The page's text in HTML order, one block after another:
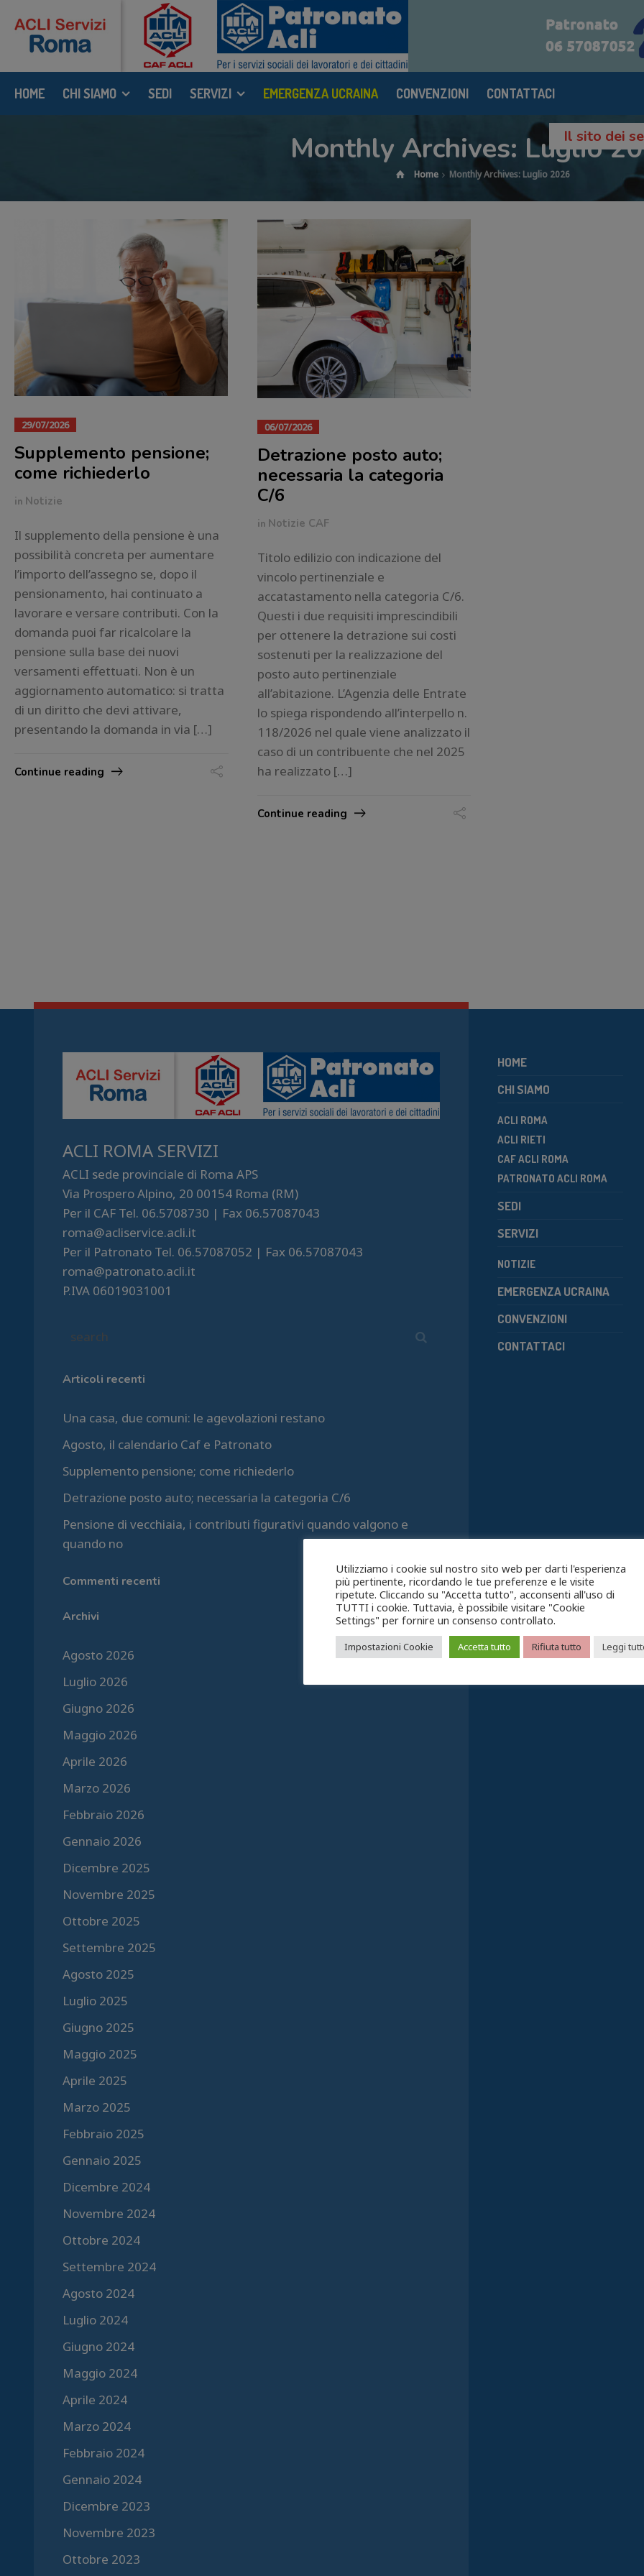
HOME CHI SIAMO SEDI SERVIZI EMERGENZA UCRAINA CONVENZIONI CONTATTACI
Il sito dei
Monthly Archives: Luglio
Home Monthly Archives: Luglio 2026
29/07/2026
Supplemento pensione;
come richiederlo
in Notizie
Il supplemento della pensione è una
possibilità concreta per aumentare
l’importo dell’assegno se, dopo il
pensionamento, hai continuato a
lavorare e versare contributi. Con la
domanda puoi far ricalcolare la
pensione sulla base dei nuovi
versamenti effettuati. Non è un
aggiornamento automatico: si tratta
di un diritto che devi attivare,
presentando la domanda in via […]
Continue reading
06/07/2026
Detrazione posto auto;
necessaria la categoria
C/6
in Notizie CAF
Titolo edilizio con indicazione del
vincolo pertinenziale e
accatastamento nella categoria C/6.
Questi i due requisiti imprescindibili
per ottenere la detrazione sui costi
sostenuti per la realizzazione del
posto auto pertinenziale
all’abitazione. L’Agenzia delle Entrate
lo spiega rispondendo all’interpello n.
118/2026 nel quale viene analizzato il
caso di un contribuente che nel 2025
ha realizzato […]
Continue reading
ACLI ROMA SERVIZI
ACLI sede provinciale di Roma APS
Via Prospero Alpino, 20 00154 Roma (RM)
Per il CAF Tel. 06.5708730 | Fax 06.57087043
roma@acliservice.acli.it
Per il Patronato Tel. 06.57087052 | Fax 06.57087043
roma@patronato.acli.it
P.IVA 06019031001
Articoli recenti
Una casa, due comuni: le agevolazioni restano
Agosto, il calendario Caf e Patronato
Supplemento pensione; come richiederlo
Detrazione posto auto; necessaria la categoria C/6
Pensione di vecchiaia, i contributi figurativi quando valgono e
quando no
Commenti recenti
Archivi
Agosto 2026
Luglio 2026
Giugno 2026
Maggio 2026
Aprile 2026
Marzo 2026
Febbraio 2026
Gennaio 2026
Dicembre 2025
Novembre 2025
Ottobre 2025
Settembre 2025
Agosto 2025
Luglio 2025
Giugno 2025
Maggio 2025
Aprile 2025
Marzo 2025
Febbraio 2025
Gennaio 2025
Dicembre 2024
Novembre 2024
Ottobre 2024
Settembre 2024
Agosto 2024
Luglio 2024
Giugno 2024
Maggio 2024
Aprile 2024
Marzo 2024
Febbraio 2024
Gennaio 2024
Dicembre 2023
Novembre 2023
Ottobre 2023
HOME
CHI SIAMO
ACLI ROMA
ACLI RIETI
CAF ACLI ROMA
PATRONATO ACLI ROMA
SEDI
SERVIZI
NOTIZIE
EMERGENZA UCRAINA
CONVENZIONI
CONTATTACI
Utilizziamo i cookie sul nostro sito web per darti l'esperienza
più pertinente, ricordando le tue preferenze e le visite
ripetute. Cliccando su "Accetta tutto", acconsenti all'uso di
TUTTI i cookie. Tuttavia, è possibile visitare "Cookie
Settings" per fornire un consenso controllato.
Impostazioni Cookie Accetta tutto Rifiuta tutto Leggi